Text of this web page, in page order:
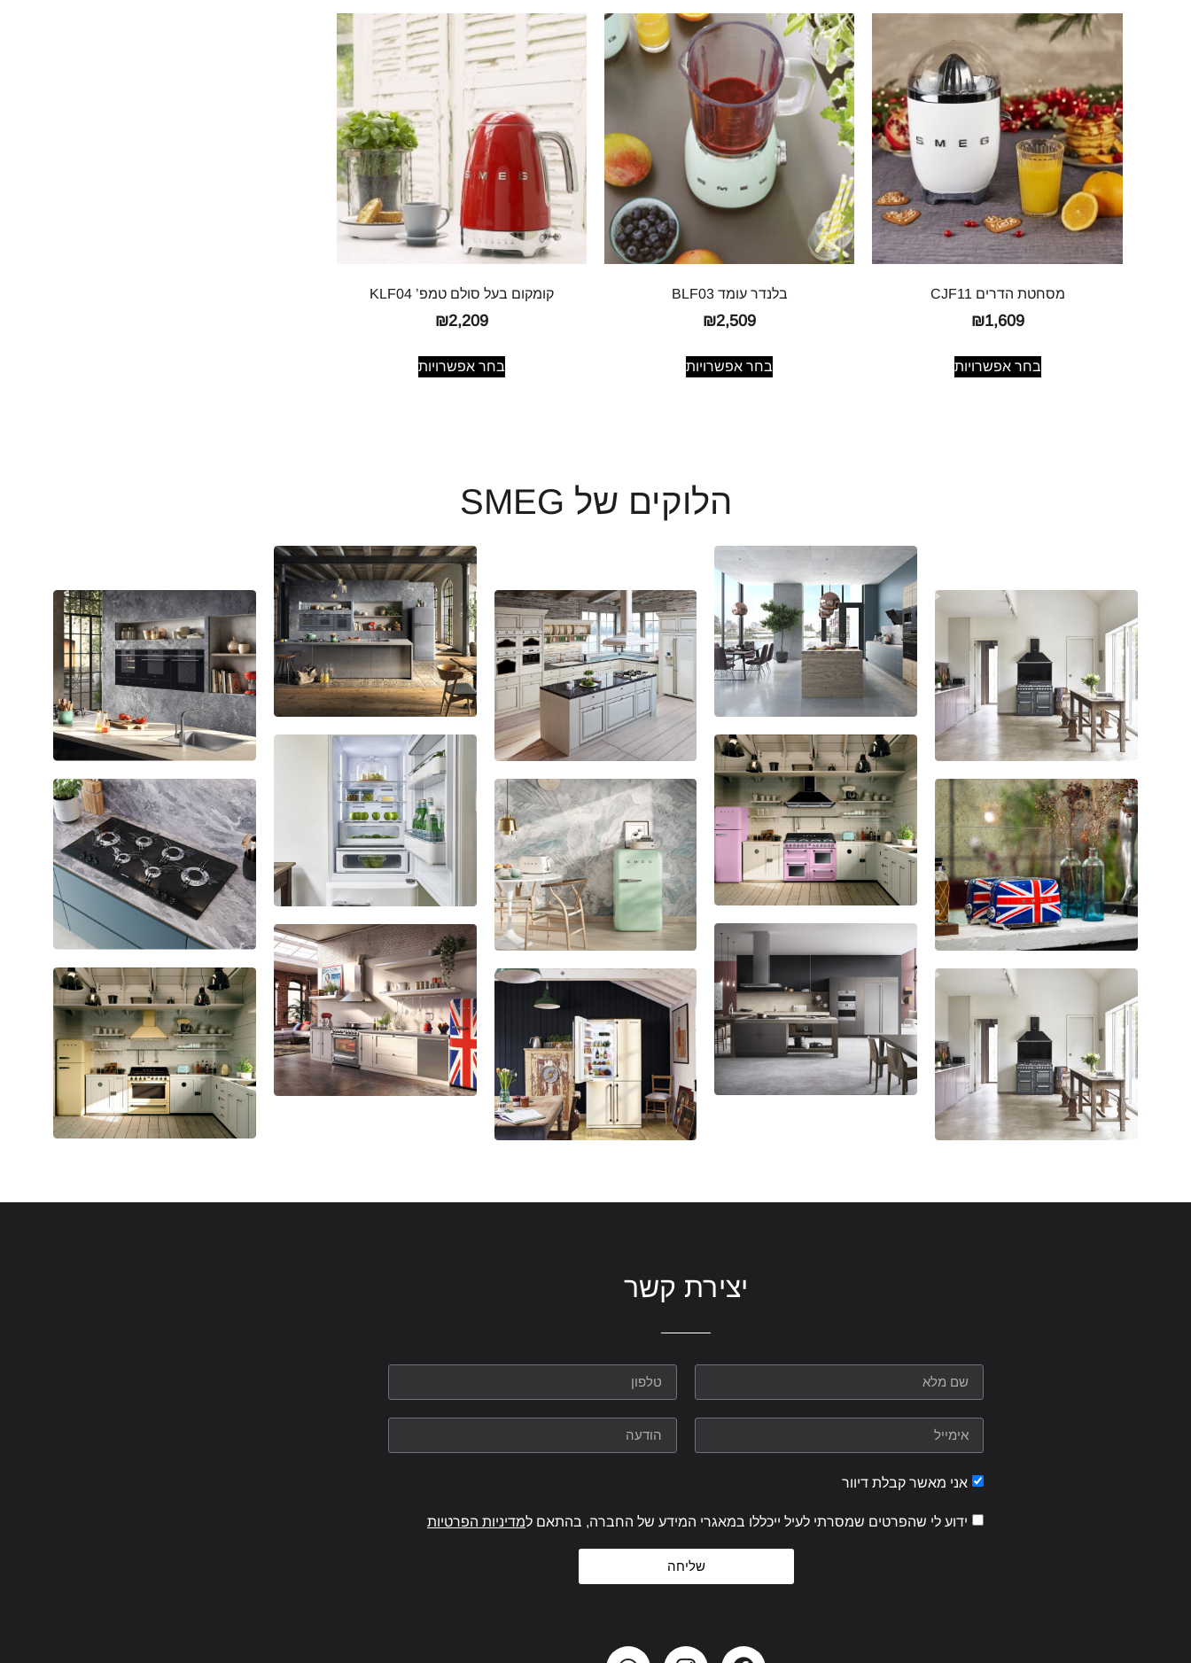
מסחטת הדרים CJF11
₪1,609
בחר אפשרויות
בלנדר עומד BLF03
₪2,509
בחר אפשרויות
קומקום בעל סולם טמפ’ KLF04
₪2,209
בחר אפשרויות
הלוקים של SMEG
יצירת קשר
אני מאשר קבלת דיוור
ידוע לי שהפרטים שמסרתי לעיל ייכללו במאגרי המידע של החברה, בהתאם למדיניות הפרטיות
שליחה